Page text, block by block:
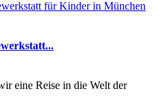
eine Reise in die Welt der